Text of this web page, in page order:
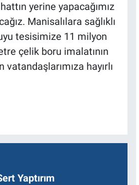
yerine yapacağımız
Manisalılara sağlıklı
tesisimize 11 milyon
çelik boru imalatının
vatandaşlarımıza hayırlı
Yaptırım